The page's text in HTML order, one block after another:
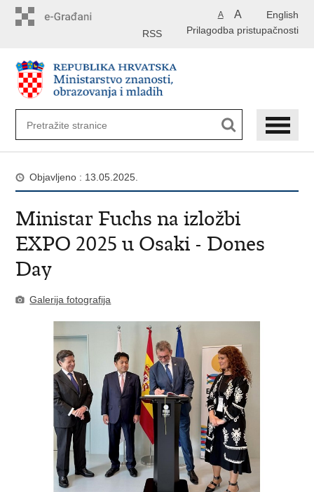
English
A A
Prilagodba pristupačnosti
RSS
Objavljeno : 13.05.2025.
Ministar Fuchs na izložbi
EXPO 2025 u Osaki - Dones
Day
Galerija fotografija